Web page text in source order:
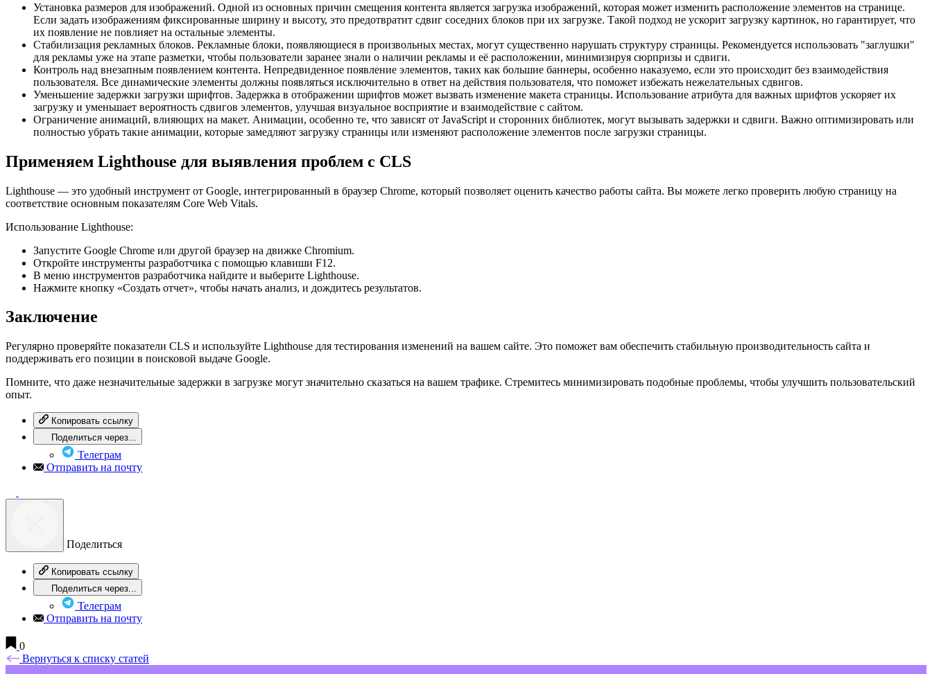
Установка размеров для изображений. Одной из основных причин смещения контента является загрузка изображений, которая может изменить расположение элементов на странице.
Если задать изображениям фиксированные ширину и высоту, это предотвратит сдвиг соседних блоков при их загрузке. Такой подход не ускорит загрузку картинок, но гарантирует, что
их появление не повлияет на остальные элементы.
Стабилизация рекламных блоков. Рекламные блоки, появляющиеся в произвольных местах, могут существенно нарушать структуру страницы. Рекомендуется использовать "заглушки"
для рекламы уже на этапе разметки, чтобы пользователи заранее знали о наличии рекламы и её расположении, минимизируя сюрпризы и сдвиги.
Контроль над внезапным появлением контента. Непредвиденное появление элементов, таких как большие баннеры, особенно наказуемо, если это происходит без взаимодействия
пользователя. Все динамические элементы должны появляться исключительно в ответ на действия пользователя, что поможет избежать нежелательных сдвигов.
Уменьшение задержки загрузки шрифтов. Задержка в отображении шрифтов может вызвать изменение макета страницы. Использование атрибута для важных шрифтов ускоряет их
загрузку и уменьшает вероятность сдвигов элементов, улучшая визуальное восприятие и взаимодействие с сайтом.
Ограничение анимаций, влияющих на макет. Анимации, особенно те, что зависят от JavaScript и сторонних библиотек, могут вызывать задержки и сдвиги. Важно оптимизировать или
полностью убрать такие анимации, которые замедляют загрузку страницы или изменяют расположение элементов после загрузки страницы.
Применяем Lighthouse для выявления проблем с CLS
Lighthouse — это удобный инструмент от Google, интегрированный в браузер Chrome, который позволяет оценить качество работы сайта. Вы можете легко проверить любую страницу на
соответствие основным показателям Core Web Vitals.
Использование Lighthouse:
Запустите Google Chrome или другой браузер на движке Chromium.
Откройте инструменты разработчика с помощью клавиши F12.
В меню инструментов разработчика найдите и выберите Lighthouse.
Нажмите кнопку «Создать отчет», чтобы начать анализ, и дождитесь результатов.
Заключение
Регулярно проверяйте показатели CLS и используйте Lighthouse для тестирования изменений на вашем сайте. Это поможет вам обеспечить стабильную производительность сайта и
поддерживать его позиции в поисковой выдаче Google.
Помните, что даже незначительные задержки в загрузке могут значительно сказаться на вашем трафике. Стремитесь минимизировать подобные проблемы, чтобы улучшить пользовательский
опыт.
Копировать ссылку
Поделиться через...
Телеграм
Отправить на почту
Поделиться
Копировать ссылку
Поделиться через...
Телеграм
Отправить на почту
0
Вернуться к списку статей